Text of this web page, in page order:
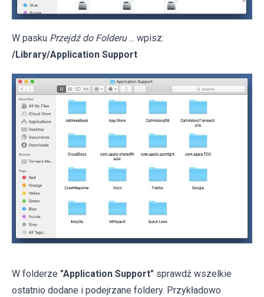
W pasku Przejdź do Folderu ... wpisz:
/Library/Application Support
W folderze "Application Support" sprawdź wszelkie
ostatnio dodane i podejrzane foldery. Przykładowo